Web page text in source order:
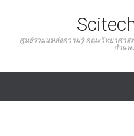
ศูนย์รวมแหล่งความรู้ คณะวิทยาศาส
กำแพ